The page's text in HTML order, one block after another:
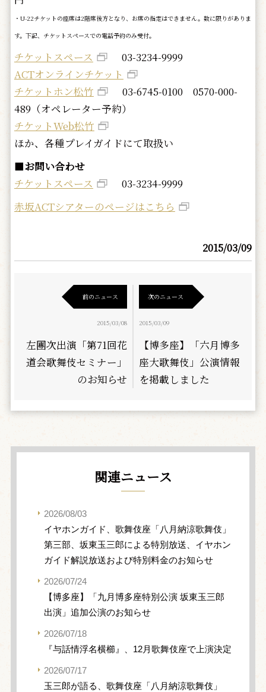
・U-22チケットの座席は2階席後方となり、お席の指定はできません。数に限りがありま
す。下記、チケットスペースでの電話予約のみ受付。
チケットスペース
03-3234-9999
ACTオンラインチケット
チケットホン松竹
03-6745-0100 0570-000-
489（オペレーター予約）
チケットWeb松竹
ほか、各種プレイガイドにて取扱い
■お問い合わせ
チケットスペース
03-3234-9999
赤坂ACTシアターのページはこちら
2015/03/09
前のニュース
2015/03/08
左團次出演「第71回花
道会歌舞伎セミナー」
のお知らせ
次のニュース
2015/03/09
【博多座】「六月博多
座大歌舞伎」公演情報
を掲載しました
関連ニュース
2026/08/03
イヤホンガイド、歌舞伎座「八月納涼歌舞伎」
第三部、坂東玉三郎による特別放送、イヤホン
ガイド解説放送および特別料金のお知らせ
2026/07/24
【博多座】「九月博多座特別公演 坂東玉三郎
出演」追加公演のお知らせ
2026/07/18
『与話情浮名横櫛』、12月歌舞伎座で上演決定
2026/07/17
玉三郎が語る、歌舞伎座「八月納涼歌舞伎」